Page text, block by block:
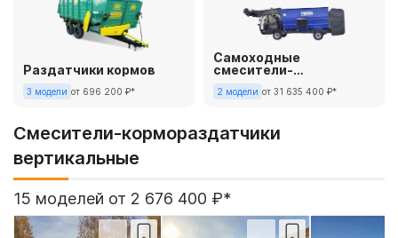
Раздатчики кормов
3 модели от 696 200 ₽*
Самоходные
смесители-
2 модели от 31 635 400 ₽*
Смесители-кормораздатчики
вертикальные
15 моделей от 2 676 400 ₽*